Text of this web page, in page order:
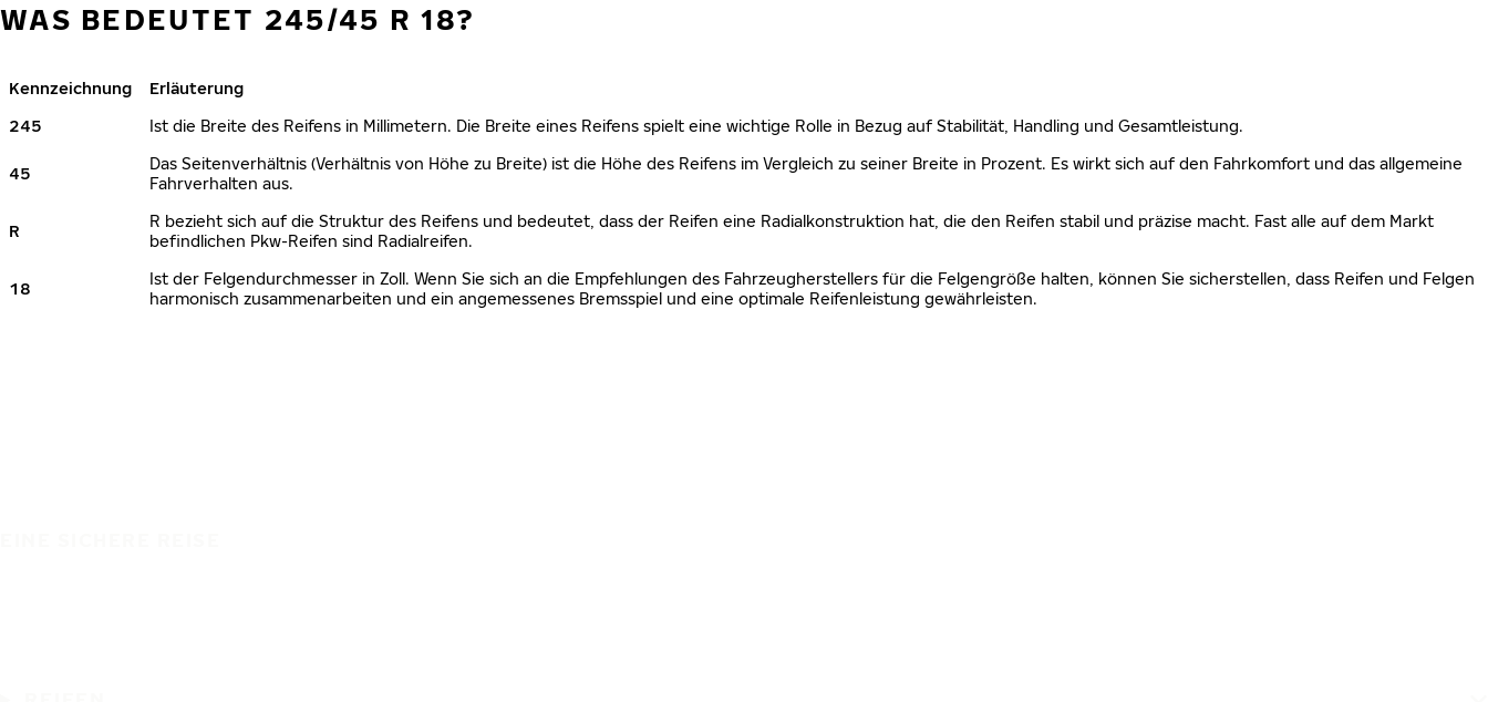
WAS BEDEUTET 245/45 R 18?
Kennzeichnung
Erläuterung
245
Ist die Breite des Reifens in Millimetern. Die Breite eines Reifens spielt eine wichtige Rolle in Bezug auf Stabilität, Handling und Gesamtleistung.
45
Das Seitenverhältnis (Verhältnis von Höhe zu Breite) ist die Höhe des Reifens im Vergleich zu seiner Breite in Prozent. Es wirkt sich auf den Fahrkomfort und das allgemeine
Fahrverhalten aus.
R
R bezieht sich auf die Struktur des Reifens und bedeutet, dass der Reifen eine Radialkonstruktion hat, die den Reifen stabil und präzise macht. Fast alle auf dem Markt
befindlichen Pkw-Reifen sind Radialreifen.
18
Ist der Felgendurchmesser in Zoll. Wenn Sie sich an die Empfehlungen des Fahrzeugherstellers für die Felgengröße halten, können Sie sicherstellen, dass Reifen und Felgen
harmonisch zusammenarbeiten und ein angemessenes Bremsspiel und eine optimale Reifenleistung gewährleisten.